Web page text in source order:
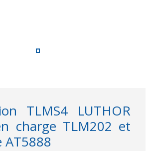
TLMS4 LUTHOR
charge TLM202 et
AT5888